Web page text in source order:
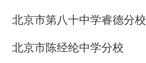
北京市第八十中学睿德分校
北京市陈经纶中学分校